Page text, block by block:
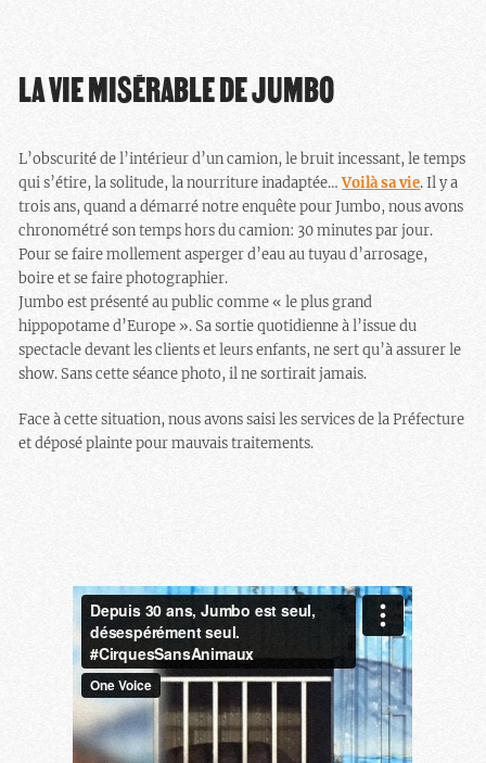
LA VIE MISÉRABLE DE JUMBO
L’obscurité de l’intérieur d’un camion, le bruit incessant, le temps
qui s’étire, la solitude, la nourriture inadaptée…Voilà sa vie. Il y a
trois ans, quand a démarré notre enquête pour Jumbo, nous avons
chronométré son temps hors du camion: 30 minutes par jour.
Pour se faire mollement asperger d’eau au tuyau d’arrosage,
boire et se faire photographier.
Jumbo est présenté au public comme « le plus grand
hippopotame d’Europe ». Sa sortie quotidienne à l’issue du
spectacle devant les clients et leurs enfants, ne sert qu’à assurer le
show. Sans cette séance photo, il ne sortirait jamais.
Face à cette situation, nous avons saisi les services de la Préfecture
et déposé plainte pour mauvais traitements.